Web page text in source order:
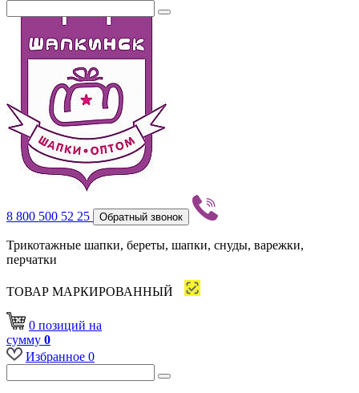
8 800 500 52 25 Обратный звонок
Трикотажные шапки, береты, шапки, снуды, варежки,
перчатки
ТОВАР МАРКИРОВАННЫЙ
0 позиций на
сумму 0
Избранное 0